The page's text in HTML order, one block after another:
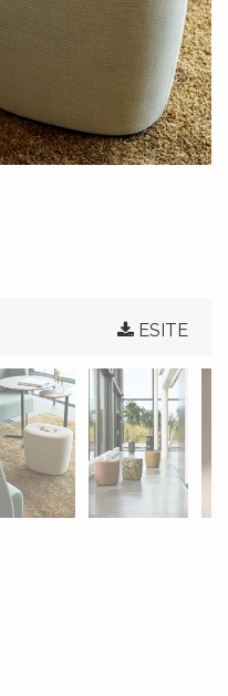
ESITE